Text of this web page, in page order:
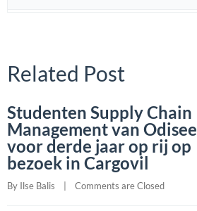
Related Post
Studenten Supply Chain
Management van Odisee
voor derde jaar op rij op
bezoek in Cargovil
By Ilse Balis Comments are Closed